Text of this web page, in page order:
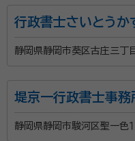
行政書士さいとうか
静岡県静岡市葵区古庄三丁
堤京一行政書士事務
静岡県静岡市駿河区聖一色１